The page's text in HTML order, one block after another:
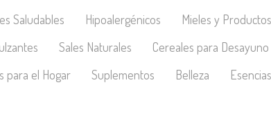
Saludables Hipoalergénicos Mieles y
Sales Naturales Cereales para
para el Hogar Suplementos Belleza